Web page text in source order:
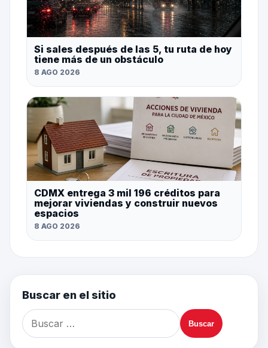
Si sales después de las 5, tu ruta de hoy
tiene más de un obstáculo
8 AGO 2026
CDMX entrega 3 mil 196 créditos para
mejorar viviendas y construir nuevos
espacios
8 AGO 2026
Buscar en el sitio